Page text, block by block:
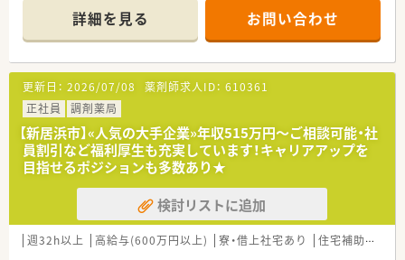
頑張り次第で高給与も可能！
■経験や勤務コースによりますが、経験の少ない方でも500万前
半スタートと業界TOP水準！
■職種や職域に合わせ、豊富な社内研修や外部組織と連携した研
修を用意されています
■薬剤師が中心の会社だからこそ活躍できるキャリアパスが多
種多様に用意されています。
■店舗拡大に伴い、エリアマネジャーや営業部長等のマネジメン
トのポジションも増えます。
■在宅や教育等の専門性を活かせるスペシャリストを目指すこ
とも可能です。
■その他にも、管理部門や商品部門等の本社スタッフなど活動領
域は多種多様です。
■在宅実施店舗は年々増加しており、在宅医療へもしっかりと関
わる事ができます。
詳細を見る お問い合わせ
更新日： 2026/07/08 薬剤師求人ID： 610361
正社員
調剤薬局
【新居浜市】«人気の大手企業»年収515万円～ご相談可能・社
員割引など福利厚生も充実しています！キャリアアップを
目指せるポジションも多数あり★
検討リストに追加
週32h以上 高給与(600万円以上) 寮・借上社宅あり 住宅補助(手当)あり